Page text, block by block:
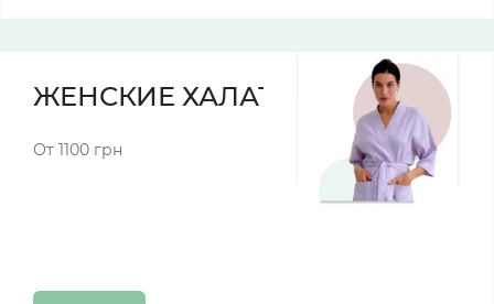
ЖЕНСКИЕ ХАЛАТЫ
От 1100 грн